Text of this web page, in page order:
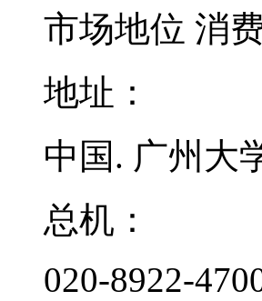
市场地位 消
地址：
中国. 广州大
总机：
020-8922-